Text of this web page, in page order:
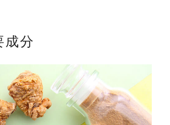
成分